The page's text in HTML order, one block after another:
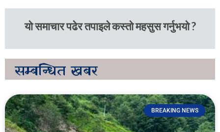
यो समाचार पढेर तपाइले कस्तो महसुस गर्नुभयो ?
सम्बन्धित खबर
BREAKING NEWS